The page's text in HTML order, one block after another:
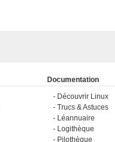
Documentation
Découvrir Linux
Trucs & Astuces
Léannuaire
Logithèque
Pilothèque